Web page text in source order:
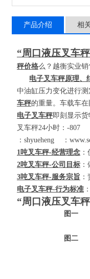
产品介绍 相
“周口液压叉车
秤价格么？越衡实业
电子叉车秤原理、
中油缸压力变化进行
车秤的重量。车载车
电子叉车秤即刻显示
叉车秤24小时： -
： shyueheng ：
1吨叉车秤-经营理念
2吨叉车秤-公司目标
3吨叉车秤-服务宗旨
电子叉车秤-行为标准
“周口液压叉车
图一
图二